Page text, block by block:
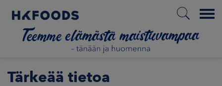
Menu
Tärkeää tietoa